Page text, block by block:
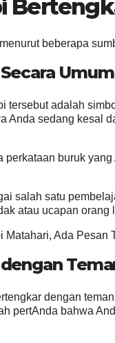
beberapa
Umum
tersebut adalah
Anda sedang kesal
perkataan buruk
salah satu
atau ucapan orang
Matahari, Ada Pesan
dengan
pertAnda bahwa